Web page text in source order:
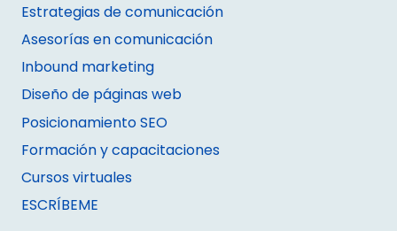
Estrategias de comunicación
Asesorías en comunicación
Inbound marketing
Diseño de páginas web
Posicionamiento SEO
Formación y capacitaciones
Cursos virtuales
ESCRÍBEME